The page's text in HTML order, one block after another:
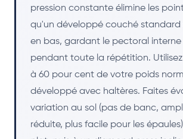
pression constante élimine les
qu'un développé couché
en bas, gardant le pectoral interne
pendant toute la répétition.
à 60 pour cent de votre poids
développé avec haltères. Faites
variation au sol (pas de banc,
réduite, plus facile pour les